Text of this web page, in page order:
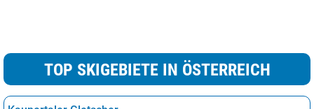
TOP SKIGEBIETE IN ÖSTERREICH